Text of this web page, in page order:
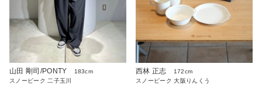
山田 剛司/PONTY
183cm
スノーピーク 二子玉川
西林 正志
172cm
スノーピーク 大阪りんくう